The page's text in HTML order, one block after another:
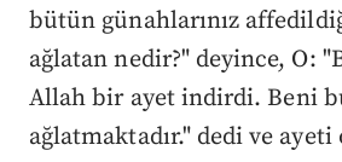
bütün günahlarınız
ağlatan nedir?" deyince, O:
Allah bir ayet indirdi. Beni
ağlatmaktadır." dedi ve